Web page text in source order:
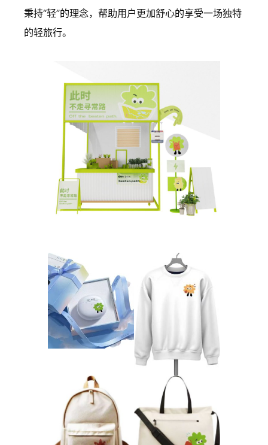
秉持“轻”的理念，帮助用户更加舒心的享受一场独特
的轻旅行。